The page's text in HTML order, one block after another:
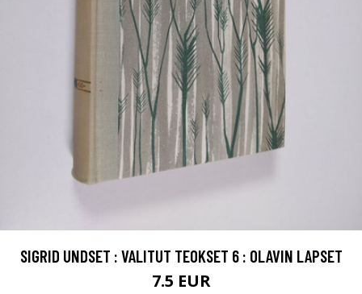
SIGRID UNDSET : VALITUT TEOKSET 6 : OLAVIN LAPSET
7.5 EUR